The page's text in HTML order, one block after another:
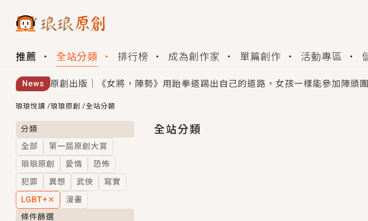
推薦 全站分類 排行榜 成為創作家 單篇創作 活動專區
News 原創出版｜《女將，陣勢》用跆拳道踢出自己的道路，女孩一樣能參加陣頭團
創,作家招募｜華文小說創作首選！有機會獲得豐富廣宣資源、專屬服務與獨
小編心動書單｜《離婚你提的，二婚嫁大佬，你哭什麼？》追妻火葬場！
GL｜《夏日與檸檬與重疊世界》炎熱的夏日、檸檬的香氣、互相愛慕的兩位
BL｜《費洛蒙中毒》救命！特殊費洛蒙體質世界觀，無法抗拒的吸引力，
OMG你嚇到我了｜《陰陽鬼店》上班族買了房子模型，但現實中買下的竟是
言情｜《國語推行員》每個人心中都有一個連自己也無法改變的永恆， 他的
琅琅悅讀 /琅琅原創 /全站分類
分類
全部
第一屆原創大賞
琅琅原創
愛情
恐怖
犯罪
異想 武俠
寫實
LGBT+ ✕
漫畫
條件篩選
全站分類